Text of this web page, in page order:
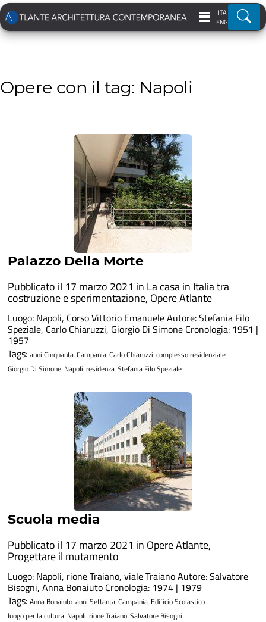
ITA
ENG
Opere con il tag: Napoli
Palazzo Della Morte
Pubblicato il 17 marzo 2021 in La casa in Italia tra
costruzione e sperimentazione, Opere Atlante
Luogo: Napoli, Corso Vittorio Emanuele Autore: Stefania Filo
Speziale, Carlo Chiaruzzi, Giorgio Di Simone Cronologia: 1951 |
1957
Tags: anni Cinquanta Campania Carlo Chiaruzzi complesso residenziale
Giorgio Di Simone Napoli residenza Stefania Filo Speziale
Scuola media
Pubblicato il 17 marzo 2021 in Opere Atlante,
Progettare il mutamento
Luogo: Napoli, rione Traiano, viale Traiano Autore: Salvatore
Bisogni, Anna Bonaiuto Cronologia: 1974 | 1979
Tags: Anna Bonaiuto anni Settanta Campania Edificio Scolastico
luogo per la cultura Napoli rione Traiano Salvatore Bisogni